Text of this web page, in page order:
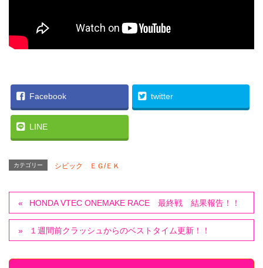
Facebook twitter
LINE
カテゴリー シビック ＥＧ/ＥＫ
HONDA VTEC ONEMAKE RACE 最終戦 結果報告！！
１週間前クラッシュからのベストタイム更新！！